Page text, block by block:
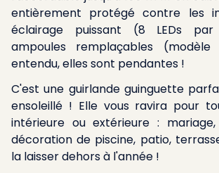
entièrement protégé contre les
éclairage puissant (8 LEDs
ampoules remplaçables
entendu, elles sont pendantes !
C'est une guirlande guinguette
ensoleillé ! Elle vous ravira pour
intérieure ou extérieure :
décoration de piscine, patio,
la laisser dehors à l'année !